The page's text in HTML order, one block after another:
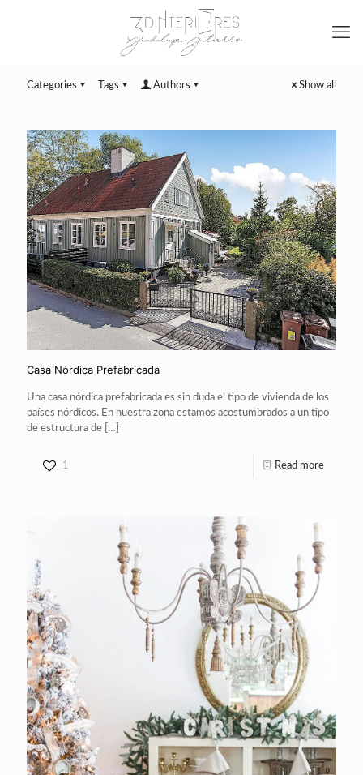
Categories Tags Authors Show all
Casa Nórdica Prefabricada
Una casa nórdica prefabricada es sin duda el tipo de vivienda de los
países nórdicos. En nuestra zona estamos acostumbrados a un tipo
de estructura de […]
1 Read more